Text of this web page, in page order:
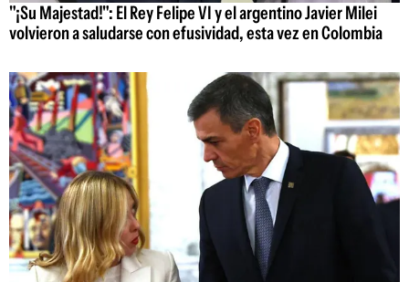
"¡Su Majestad!": El Rey Felipe VI y el argentino Javier Milei
volvieron a saludarse con efusividad, esta vez en Colombia